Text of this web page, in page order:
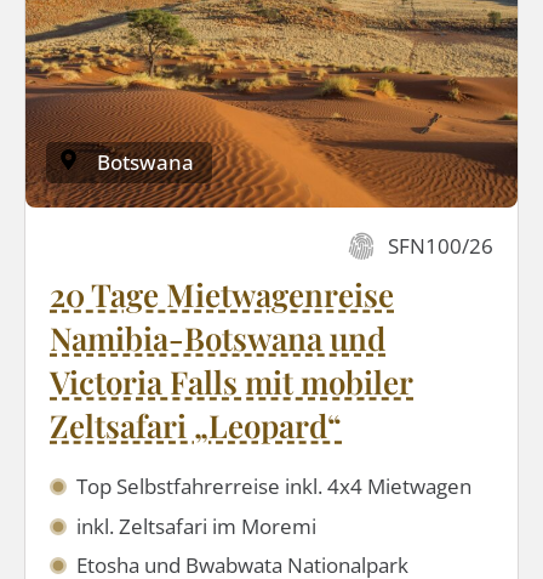
Botswana
SFN100/26
20 Tage Mietwagenreise
Namibia-Botswana und
Victoria Falls mit mobiler
Zeltsafari „Leopard“
Top Selbstfahrerreise inkl. 4x4 Mietwagen
inkl. Zeltsafari im Moremi
Etosha und Bwabwata Nationalpark